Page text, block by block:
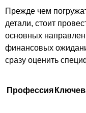
Прежде чем
детали, стоит
основных
финансовых
сразу оценить
Профессия